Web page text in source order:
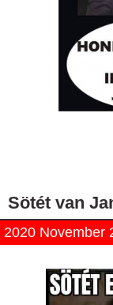
Sötét van
2020 November